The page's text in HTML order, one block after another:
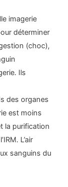
imagerie
déterminer
(choc),
Ils
des organes
est moins
la purification
L’air
sanguins du